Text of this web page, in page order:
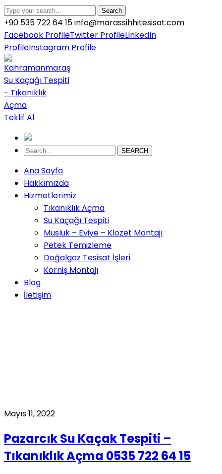
Search
+90 535 722 64 15info@marassihhitesisat.com
Facebook ProfileTwitter ProfileLinkedIn
ProfileInstagram Profile
Teklif Al
SEARCH
Ana Sayfa
Hakkımızda
Hizmetlerimiz
Tıkanıklık Açma
Su Kaçağı Tespiti
Musluk – Eviye – Klozet Montajı
Petek Temizleme
Doğalgaz Tesisat İşleri
Korniş Montajı
Blog
İletişim
Mayıs 11, 2022
Pazarcık Su Kaçak Tespiti –
Tıkanıklık Açma 0535 722 64 15